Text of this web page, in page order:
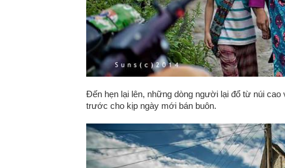
Đến hẹn lại lên, những dòng người lại đổ từ núi
trước cho kịp ngày mới bán buôn.